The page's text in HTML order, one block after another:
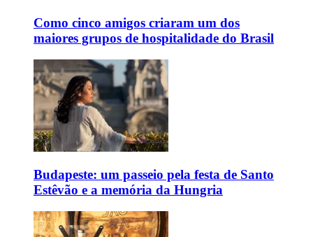
Como cinco amigos criaram um dos
maiores grupos de hospitalidade do Brasil
Budapeste: um passeio pela festa de Santo
Estêvão e a memória da Hungria